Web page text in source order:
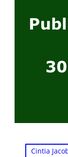
Cintia